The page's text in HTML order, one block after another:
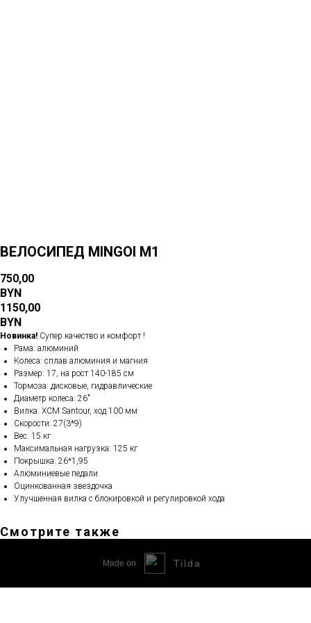
ВЕЛОСИПЕД MINGOI M1
750,00
BYN
1150,00
BYN
Новинка! Супер качество и комфорт !
Рама: алюминий
Колеса: сплав алюминия и магния
Размер: 17, на рост 140-185 см
Тормоза: дисковые, гидравлические
Диаметр колеса: 26"
Вилка: XCM Santour, ход 100 мм
Скорости: 27(3*9)
Вес: 15 кг
Максимальная нагрузка: 125 кг
Покрышка: 26*1,95
Алюминиевые педали
Оцинкованная звездочка
Улучшенная вилка с блокировкой и регулировкой хода
Смотрите также
Made on Tilda